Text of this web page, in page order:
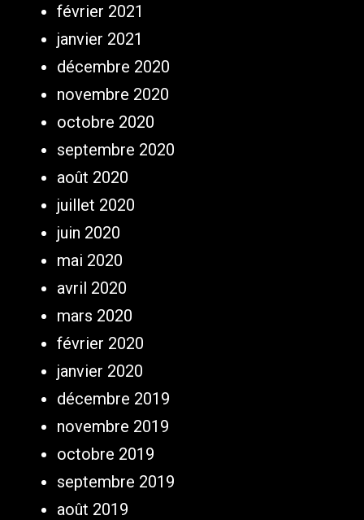
février 2021
janvier 2021
décembre 2020
novembre 2020
octobre 2020
septembre 2020
août 2020
juillet 2020
juin 2020
mai 2020
avril 2020
mars 2020
février 2020
janvier 2020
décembre 2019
novembre 2019
octobre 2019
septembre 2019
août 2019